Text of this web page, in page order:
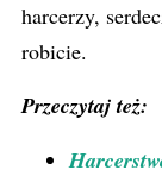
harcerzy,
robicie.
Przeczytaj też: